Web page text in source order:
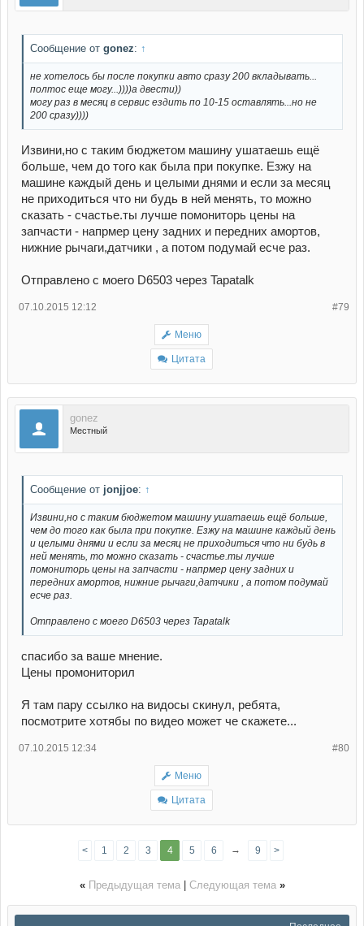
Сообщение от gonez: ↑
не хотелось бы после покупки авто сразу 200 вкладывать...
полтос еще могу...))))а двести))
могу раз в месяц в сервис ездить по 10-15 оставлять...но не
200 сразу))))
Извини,но с таким бюджетом машину ушатаешь ещё
больше, чем до того как была при покупке. Езжу на
машине каждый день и целыми днями и если за месяц
не приходиться что ни будь в ней менять, то можно
сказать - счастье.ты лучше помониторь цены на
запчасти - напрмер цену задних и передних амортов,
нижние рычаги,датчики , а потом подумай есче раз.
Отправлено с моего D6503 через Tapatalk
#79
07.10.2015 12:12
Меню
Цитата
gonez
Местный
Сообщение от jonjjoe: ↑
Извини,но с таким бюджетом машину ушатаешь ещё больше,
чем до того как была при покупке. Езжу на машине каждый день
и целыми днями и если за месяц не приходиться что ни будь в
ней менять, то можно сказать - счастье.ты лучше
помониторь цены на запчасти - напрмер цену задних и
передних амортов, нижние рычаги,датчики , а потом подумай
есче раз.
Отправлено с моего D6503 через Tapatalk
спасибо за ваше мнение.
Цены промониторил
Я там пару ссылко на видосы скинул, ребята,
посмотрите хотябы по видео может че скажете...
#80
07.10.2015 12:34
Меню
Цитата
< 1 2 3 4 5 6 → 9 >
« Предыдущая тема| Следующая тема »